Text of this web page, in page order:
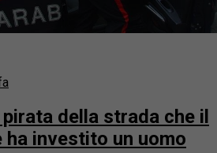
della strada che il
ha investito un uomo